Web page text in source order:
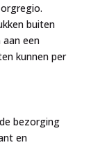
buiten
een
kunnen per
bezorging
en